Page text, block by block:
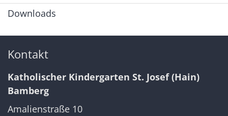
Downloads
Kontakt
Katholischer Kindergarten St. Josef (Hain)
Bamberg
Amalienstraße 10